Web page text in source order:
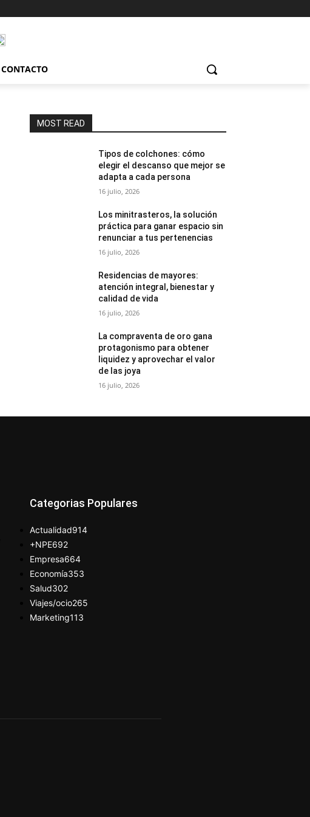
CONTACTO
MOST READ
Tipos de colchones: cómo
elegir el descanso que mejor se
adapta a cada persona
16 julio, 2026
Los minitrasteros, la solución
práctica para ganar espacio sin
renunciar a tus pertenencias
16 julio, 2026
Residencias de mayores:
atención integral, bienestar y
calidad de vida
16 julio, 2026
La compraventa de oro gana
protagonismo para obtener
liquidez y aprovechar el valor
de las joya
16 julio, 2026
Categorias Populares
Actualidad914
+NPE692
Empresa664
Economía353
Salud302
Viajes/ocio265
Marketing113